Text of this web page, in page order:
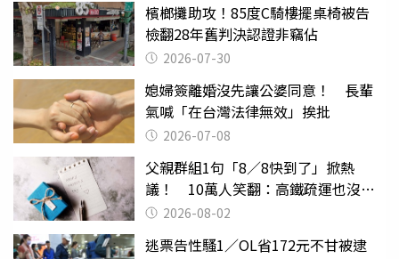
檳榔攤助攻！85度C騎樓擺桌椅被告
檢翻28年舊判決認證非竊佔
2026-07-30
媳婦簽離婚沒先讓公婆同意！ 長輩
氣喊「在台灣法律無效」挨批
2026-07-08
父親群組1句「8／8快到了」掀熱
議！ 10萬人笑翻：高鐵疏運也沒列
父親節
2026-08-02
逃票告性騷1／OL省172元不甘被逮